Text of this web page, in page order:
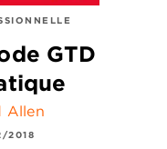
GTD
Allen
2018